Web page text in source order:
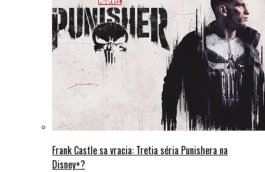
Frank Castle sa vracia: Tretia séria Punishera na
Disney+?